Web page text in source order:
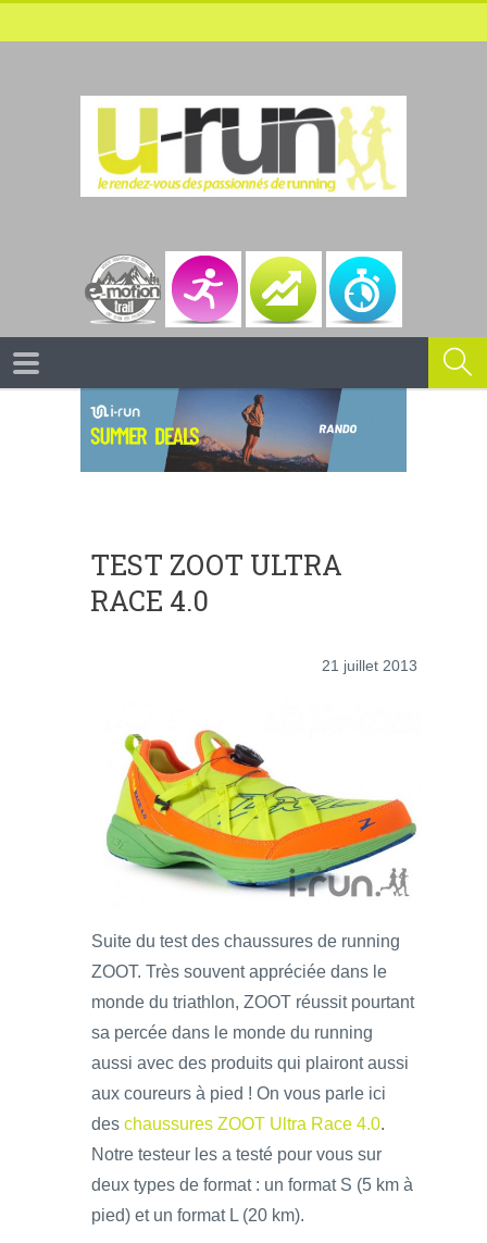
TEST ZOOT ULTRA
RACE 4.0
21 juillet 2013
Suite du test des chaussures de running
ZOOT. Très souvent appréciée dans le
monde du triathlon, ZOOT réussit pourtant
sa percée dans le monde du running
aussi avec des produits qui plairont aussi
aux coureurs à pied ! On vous parle ici
des chaussures ZOOT Ultra Race 4.0.
Notre testeur les a testé pour vous sur
deux types de format : un format S (5 km à
pied) et un format L (20 km).